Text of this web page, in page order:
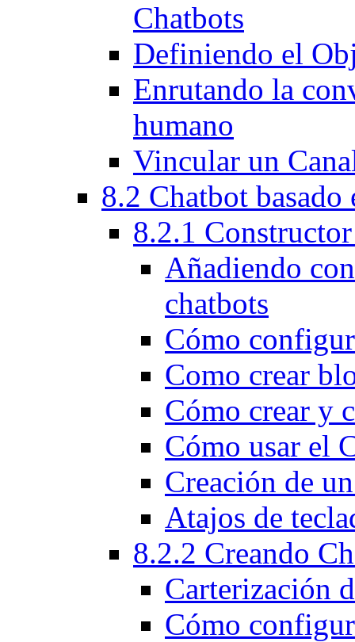
Chatbots
Definiendo el
Enrutando la
humano
Vincular un
8.2 Chatbot
8.2.1
Añadiendo
chatbots
Cómo
Como crear
Cómo crear y
Cómo usar el
Creación de
Atajos de
8.2.2 Creando
Carterización
Cómo